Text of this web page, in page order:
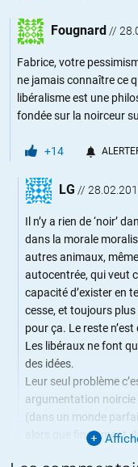
Fougnard //
Fabrice, votre
ne jamais connaître ce
libéralisme est une
fondée sur la noirceur
+14
LG //
Il n’y a rien de ‘noir’
dans la morale
autres animaux,
autocentrée, qui veut
capacité d’exister en
cesse, et toujours
pour ça. Le reste
Les libéraux ne font
des idées.
Leur seul problème
argumentation noircie
(dans un monde
alors que finalement,